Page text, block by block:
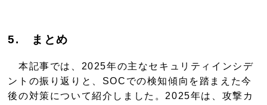
5. まとめ
本記事では、2025年の主なセキュリティインシデ
ントの振り返りと、SOCでの検知傾向を踏まえた今
後の対策について紹介しました。2025年は、攻撃カ